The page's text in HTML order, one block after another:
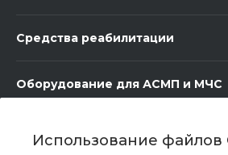
Использование файлов
Средства реабилитации
Оборудование для АСМП и МЧС